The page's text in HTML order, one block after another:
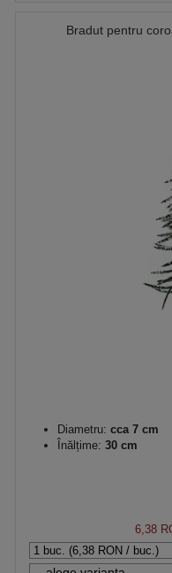
Bradut pentru
Diametru: cca 7 cm
Înălțime: 30 cm
6,38